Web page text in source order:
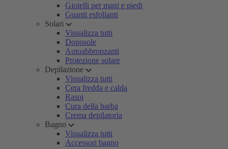
Gioielli per mani e piedi
Guanti esfolianti
Solari
Visualizza tutti
Doposole
Autoabbronzanti
Protezione solare
Depilazione
Visualizza tutti
Cera fredda e calda
Rasoi
Cura della barba
Crema depilatoria
Bagno
Visualizza tutti
Accessori bagno